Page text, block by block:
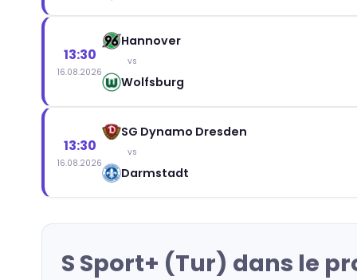
13:30
16.08.2026
Hannover
vs
Wolfsburg
13:30
16.08.2026
SG Dynamo Dresden
vs
Darmstadt
S Sport+ (Tur) dans le